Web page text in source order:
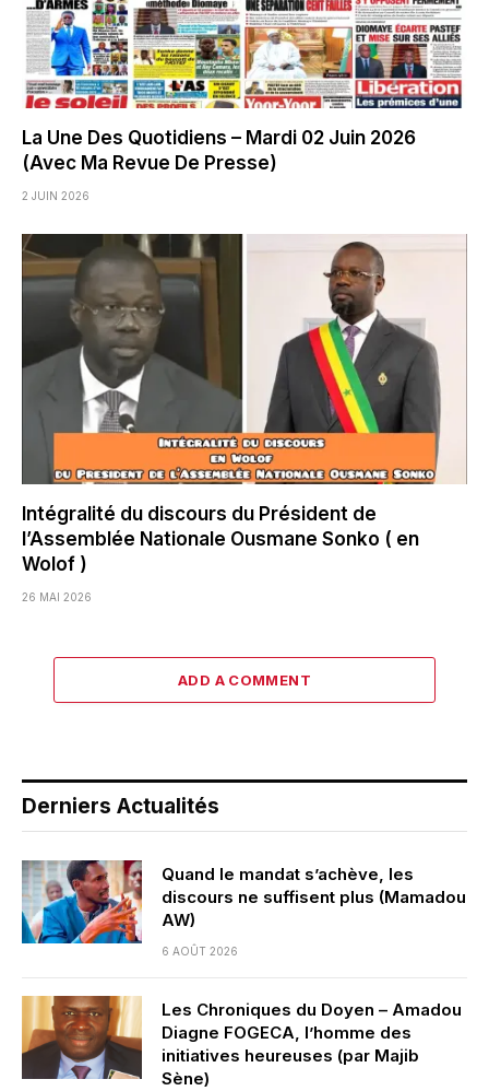
La Une Des Quotidiens – Mardi 02 Juin 2026
(Avec Ma Revue De Presse)
2 JUIN 2026
Intégralité du discours du Président de
l’Assemblée Nationale Ousmane Sonko ( en
Wolof )
26 MAI 2026
ADD A COMMENT
Derniers Actualités
Quand le mandat s’achève, les
discours ne suffisent plus (Mamadou
AW)
6 AOÛT 2026
Les Chroniques du Doyen – Amadou
Diagne FOGECA, l’homme des
initiatives heureuses (par Majib
Sène)